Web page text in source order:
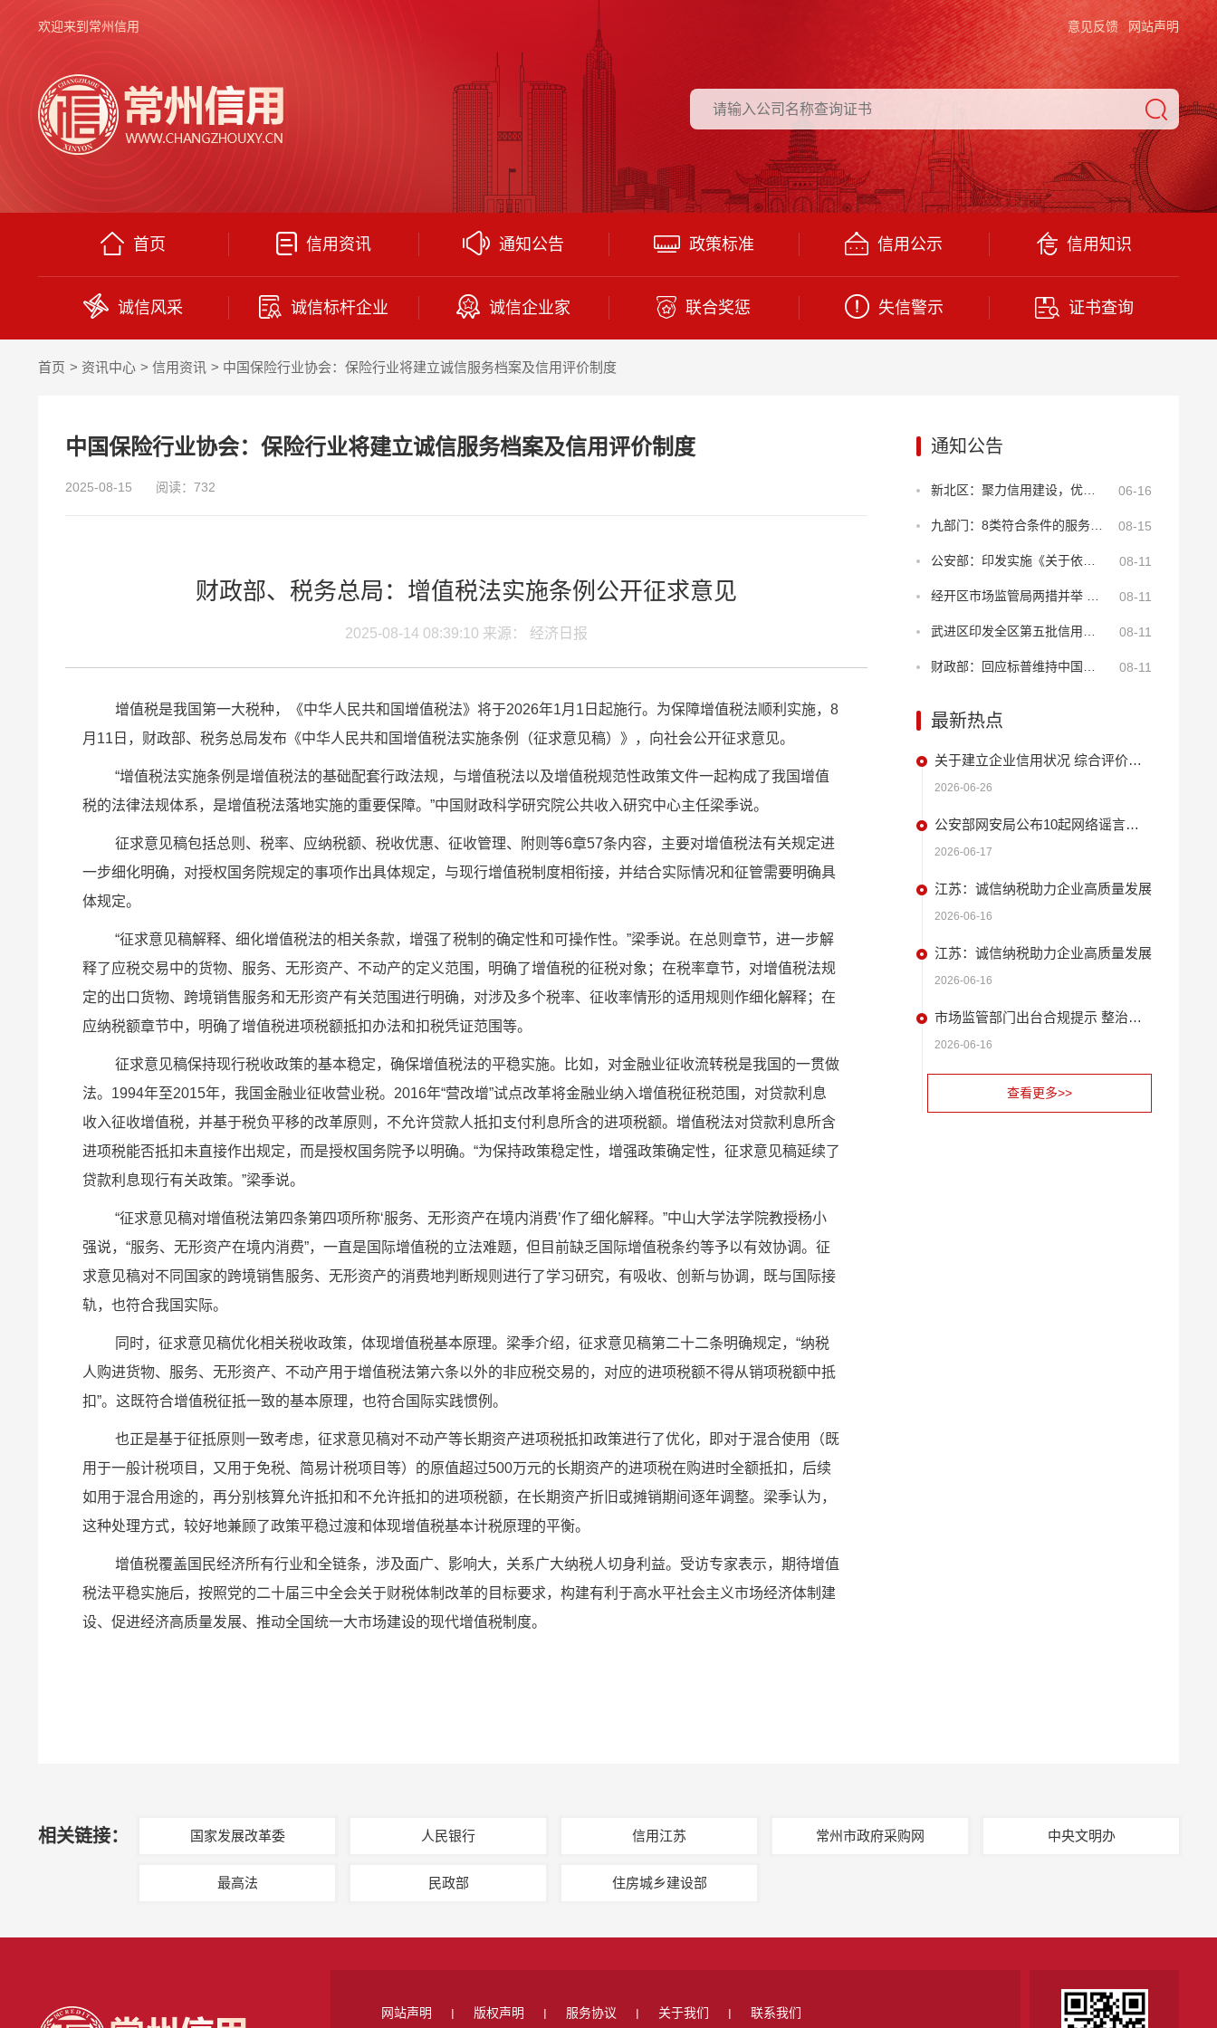
欢迎来到常州信用 网站声明
意见反馈
首页 信用资讯 通知公告 政策标准 信用公示 信用知识
诚信风采 诚信标杆企业 诚信企业家 联合奖惩 失信警示 证书查询
首页 资讯中心 信用资讯 中国保险行业协会：保险行业将建立诚信服务档案及信用评价制度
中国保险行业协会：保险行业将建立诚信服务档案及信用评价制度
2025-08-15 阅读：732
财政部、税务总局：增值税法实施条例公开征求意见
2025-08-14 08:39:10 来源： 经济日报
增值税是我国第一大税种，《中华人民共和国增值税法》将于2026年1月1日起施行。为保障增值税法顺利实施，8
月11日，财政部、税务总局发布《中华人民共和国增值税法实施条例（征求意见稿）》，向社会公开征求意见。
“增值税法实施条例是增值税法的基础配套行政法规，与增值税法以及增值税规范性政策文件一起构成了我国增值
税的法律法规体系，是增值税法落地实施的重要保障。”中国财政科学研究院公共收入研究中心主任梁季说。
征求意见稿包括总则、税率、应纳税额、税收优惠、征收管理、附则等6章57条内容，主要对增值税法有关规定进
一步细化明确，对授权国务院规定的事项作出具体规定，与现行增值税制度相衔接，并结合实际情况和征管需要明确具
体规定。
“征求意见稿解释、细化增值税法的相关条款，增强了税制的确定性和可操作性。”梁季说。在总则章节，进一步解
释了应税交易中的货物、服务、无形资产、不动产的定义范围，明确了增值税的征税对象；在税率章节，对增值税法规
定的出口货物、跨境销售服务和无形资产有关范围进行明确，对涉及多个税率、征收率情形的适用规则作细化解释；在
应纳税额章节中，明确了增值税进项税额抵扣办法和扣税凭证范围等。
征求意见稿保持现行税收政策的基本稳定，确保增值税法的平稳实施。比如，对金融业征收流转税是我国的一贯做
法。1994年至2015年，我国金融业征收营业税。2016年“营改增”试点改革将金融业纳入增值税征税范围，对贷款利息
收入征收增值税，并基于税负平移的改革原则，不允许贷款人抵扣支付利息所含的进项税额。增值税法对贷款利息所含
进项税能否抵扣未直接作出规定，而是授权国务院予以明确。“为保持政策稳定性，增强政策确定性，征求意见稿延续了
贷款利息现行有关政策。”梁季说。
“征求意见稿对增值税法第四条第四项所称‘服务、无形资产在境内消费’作了细化解释。”中山大学法学院教授杨小
强说，“服务、无形资产在境内消费”，一直是国际增值税的立法难题，但目前缺乏国际增值税条约等予以有效协调。征
求意见稿对不同国家的跨境销售服务、无形资产的消费地判断规则进行了学习研究，有吸收、创新与协调，既与国际接
轨，也符合我国实际。
同时，征求意见稿优化相关税收政策，体现增值税基本原理。梁季介绍，征求意见稿第二十二条明确规定，“纳税
人购进货物、服务、无形资产、不动产用于增值税法第六条以外的非应税交易的，对应的进项税额不得从销项税额中抵
扣”。这既符合增值税征抵一致的基本原理，也符合国际实践惯例。
也正是基于征抵原则一致考虑，征求意见稿对不动产等长期资产进项税抵扣政策进行了优化，即对于混合使用（既
用于一般计税项目，又用于免税、简易计税项目等）的原值超过500万元的长期资产的进项税在购进时全额抵扣，后续
如用于混合用途的，再分别核算允许抵扣和不允许抵扣的进项税额，在长期资产折旧或摊销期间逐年调整。梁季认为，
这种处理方式，较好地兼顾了政策平稳过渡和体现增值税基本计税原理的平衡。
增值税覆盖国民经济所有行业和全链条，涉及面广、影响大，关系广大纳税人切身利益。受访专家表示，期待增值
税法平稳实施后，按照党的二十届三中全会关于财税体制改革的目标要求，构建有利于高水平社会主义市场经济体制建
设、促进经济高质量发展、推动全国统一大市场建设的现代增值税制度。
通知公告
06-16
08-15
08-11
08-11
08-11
08-11
最新热点
关于建立企业信用状况 综合评价体系的实施方案
2026-06-26
公安部网安局公布10起网络谣言违法犯罪 典型案例
2026-06-17
江苏：诚信纳税助力企业高质量发展
2026-06-16
江苏：诚信纳税助力企业高质量发展
2026-06-16
市场监管部门出台合规提示 整治扫码缴费广告问题
2026-06-16
查看更多>>
相关链接： 国家发展改革委 人民银行 信用江苏 常州市政府采购网 中央文明办
最高法 民政部 住房城乡建设部
网站声明 | 版权声明 | 服务协议 | 关于我们 | 联系我们